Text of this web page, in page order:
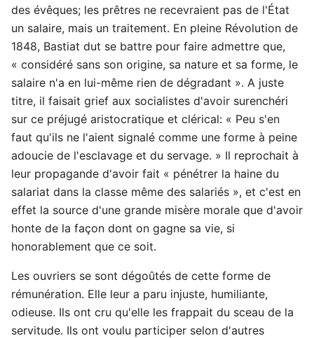
des évêques; les prêtres ne recevraient pas de l'État
un salaire, mais un traitement. En pleine Révolution de
1848, Bastiat dut se battre pour faire admettre que,
« considéré sans son origine, sa nature et sa forme, le
salaire n'a en lui-même rien de dégradant ». A juste
titre, il faisait grief aux socialistes d'avoir surenchéri
sur ce préjugé aristocratique et clérical: « Peu s'en
faut qu'ils ne l'aient signalé comme une forme à peine
adoucie de l'esclavage et du servage. » Il reprochait à
leur propagande d'avoir fait « pénétrer la haine du
salariat dans la classe même des salariés », et c'est en
effet la source d'une grande misère morale que d'avoir
honte de la façon dont on gagne sa vie, si
honorablement que ce soit.
Les ouvriers se sont dégoûtés de cette forme de
rémunération. Elle leur a paru injuste, humiliante,
odieuse. Ils ont cru qu'elle les frappait du sceau de la
servitude. Ils ont voulu participer selon d'autres